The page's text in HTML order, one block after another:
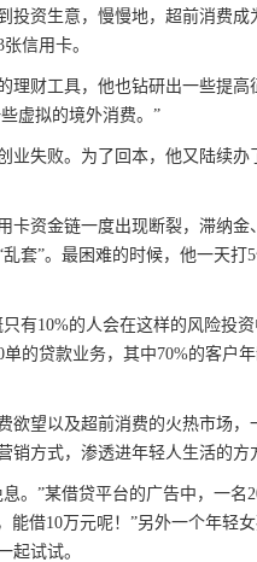
投资生意，慢慢地，超前消费成
信用卡。
财工具，他也钻研出一些提高
虚拟的境外消费。”
失败。为了回本，他又陆续办
资金链一度出现断裂，滞纳金
套”。最困难的时候，他一天打
10%的人会在这样的风险投资
的贷款业务，其中70%的客户
望以及超前消费的火热市场，
方式，渗透进年轻人生活的方
”某借贷平台的广告中，一名
能借10万元呢！”另外一个年轻
起试试。